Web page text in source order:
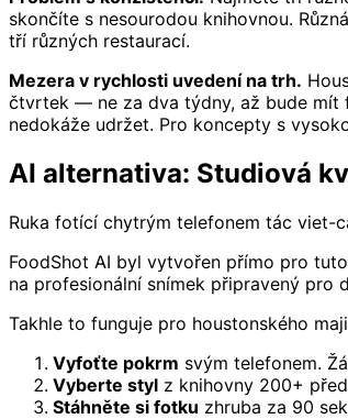
skončíte s nesourodou knihovnou.
tří různých restaurací.
Mezera v rychlosti uvedení na trh.
čtvrtek — ne za dva týdny, až bude mít
nedokáže udržet. Pro koncepty s
AI alternativa: Studiová
Ruka fotící chytrým telefonem tác viet-
FoodShot AI byl vytvořen přímo pro
na profesionální snímek připravený pro
Takhle to funguje pro houstonského
Vyfoťte pokrm svým telefonem.
Vyberte styl z knihovny 200+
Stáhněte si fotku zhruba za 90